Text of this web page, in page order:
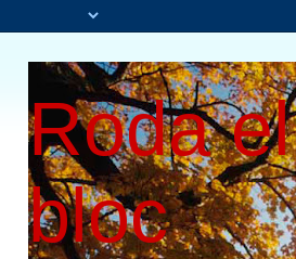
Roda
bloc